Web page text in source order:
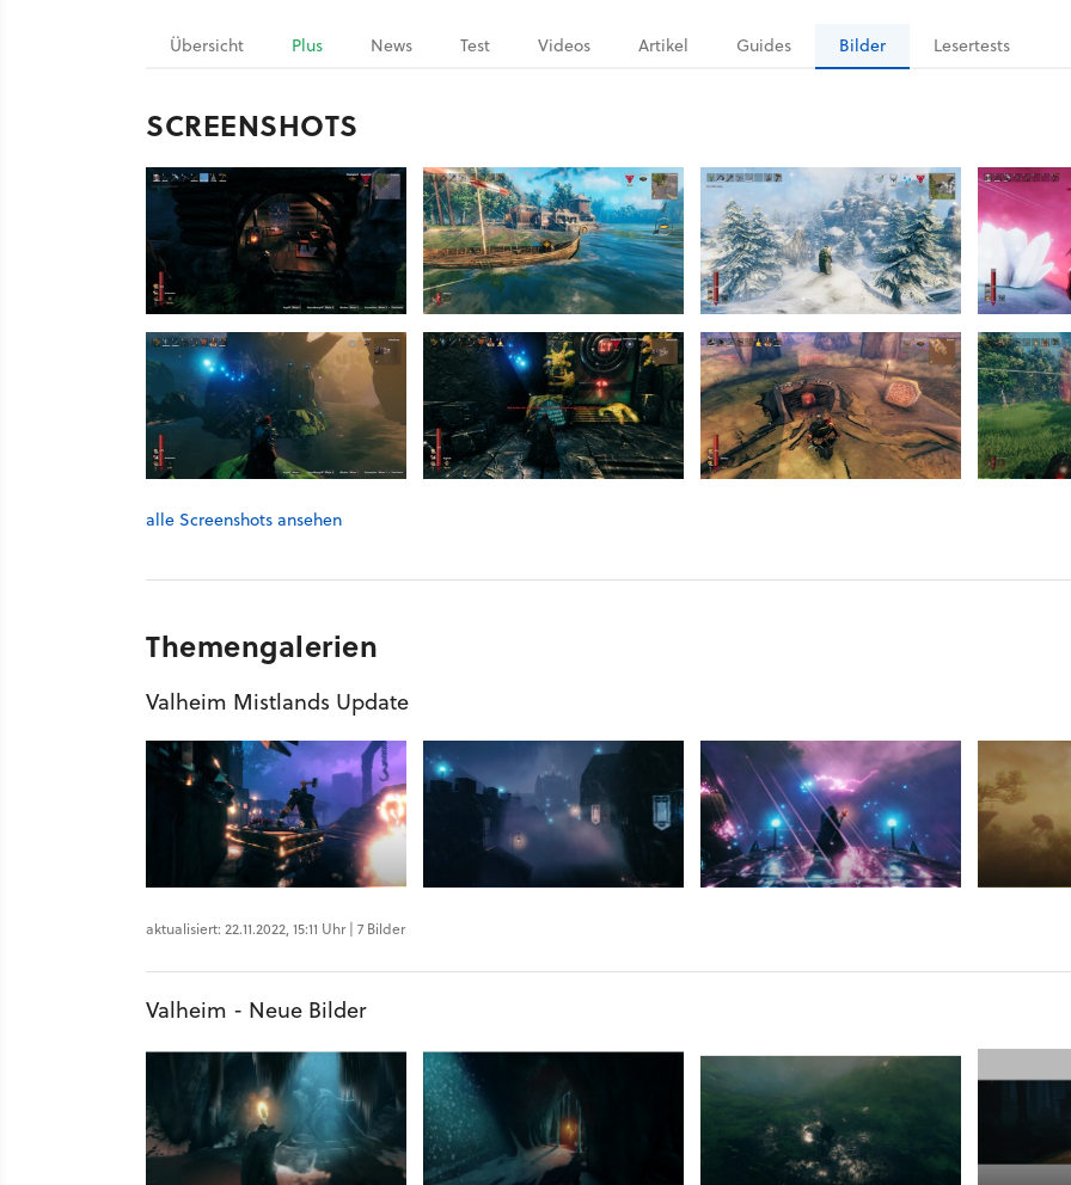
Übersicht Plus News Test Videos Artikel Guides Bilder Lesertests
SCREENSHOTS
alle Screenshots ansehen
Themengalerien
Valheim Mistlands Update
aktualisiert: 22.11.2022, 15:11 Uhr | 7 Bilder
Valheim - Neue Bilder